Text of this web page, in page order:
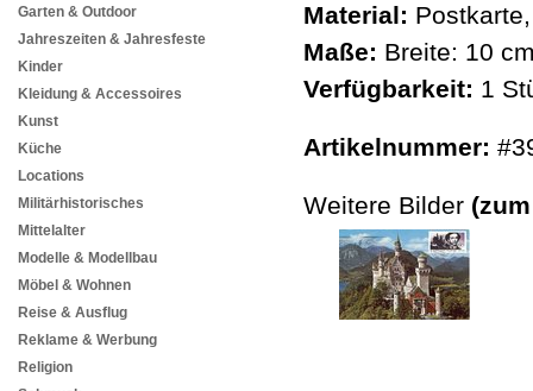
Garten & Outdoor
Jahreszeiten & Jahresfeste
Kinder
Kleidung & Accessoires
Kunst
Küche
Locations
Militärhistorisches
Mittelalter
Modelle & Modellbau
Möbel & Wohnen
Reise & Ausflug
Reklame & Werbung
Religion
Material:
Maße: Breite: 10
Verfügbarkeit: 1
Artikelnummer:
Weitere Bilder